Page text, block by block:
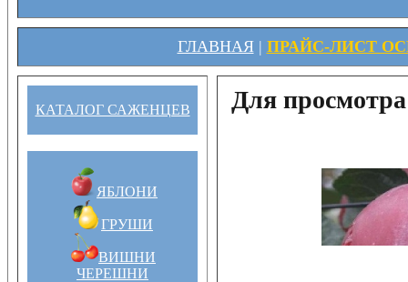
ГЛАВНАЯ| ПРАЙС-ЛИСТ
КАТАЛОГ САЖЕНЦЕВ
ЯБЛОНИ
ГРУШИ
ВИШНИ
ЧЕРЕШНИ
Для